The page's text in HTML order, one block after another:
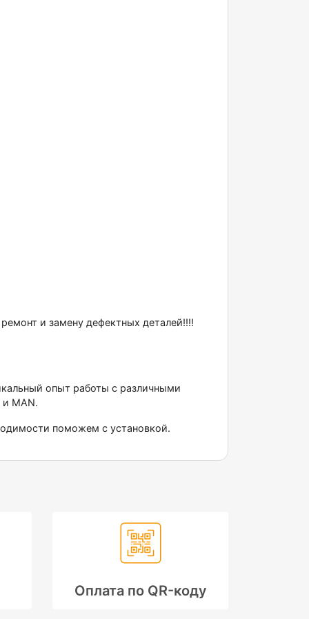
и замену дефектных деталей!!!!
опыт работы с различными
и МАN.
поможем с установкой.
Оплата по QR-коду